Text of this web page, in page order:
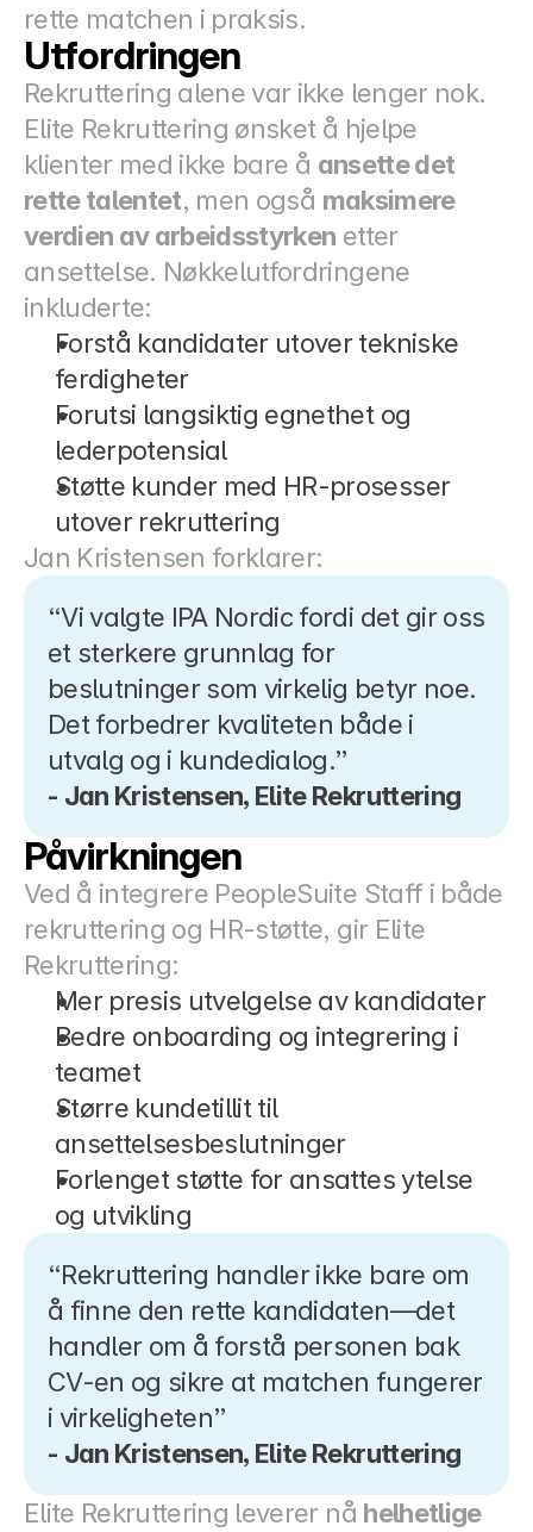
rette matchen i praksis.
Utfordringen
Rekruttering alene var ikke lenger nok.
Elite Rekruttering ønsket å hjelpe
klienter med ikke bare å ansette det
rette talentet, men også maksimere
verdien av arbeidsstyrken etter
ansettelse. Nøkkelutfordringene
inkluderte:
Forstå kandidater utover tekniske
ferdigheter
Forutsi langsiktig egnethet og
lederpotensial
Støtte kunder med HR-prosesser
utover rekruttering
Jan Kristensen forklarer:
“Vi valgte IPA Nordic fordi det gir oss
et sterkere grunnlag for
beslutninger som virkelig betyr noe.
Det forbedrer kvaliteten både i
utvalg og i kundedialog.”
- Jan Kristensen, Elite Rekruttering
Påvirkningen
Ved å integrere PeopleSuite Staff i både
rekruttering og HR-støtte, gir Elite
Rekruttering:
Mer presis utvelgelse av kandidater
Bedre onboarding og integrering i
teamet
Større kundetillit til
ansettelsesbeslutninger
Forlenget støtte for ansattes ytelse
og utvikling
“Rekruttering handler ikke bare om
å finne den rette kandidaten—det
handler om å forstå personen bak
CV-en og sikre at matchen fungerer
i virkeligheten”
- Jan Kristensen, Elite Rekruttering
Elite Rekruttering leverer nå helhetlige